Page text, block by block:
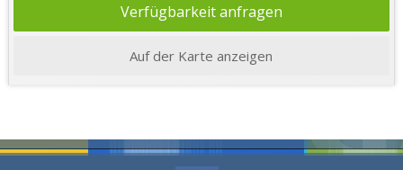
Verfügbarkeit anfragen
Auf der Karte anzeigen